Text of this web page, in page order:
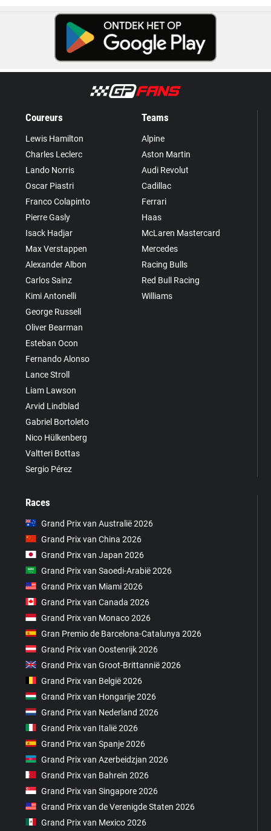
Coureurs
Lewis Hamilton
Charles Leclerc
Lando Norris
Oscar Piastri
Franco Colapinto
Pierre Gasly
Isack Hadjar
Max Verstappen
Alexander Albon
Carlos Sainz
Kimi Antonelli
George Russell
Oliver Bearman
Esteban Ocon
Fernando Alonso
Lance Stroll
Liam Lawson
Arvid Lindblad
Gabriel Bortoleto
Nico Hülkenberg
Valtteri Bottas
Sergio Pérez
Teams
Alpine
Aston Martin
Audi Revolut
Cadillac
Ferrari
Haas
McLaren Mastercard
Mercedes
Racing Bulls
Red Bull Racing
Williams
Races
Grand Prix van Australië 2026
Grand Prix van China 2026
Grand Prix van Japan 2026
Grand Prix van Saoedi-Arabië 2026
Grand Prix van Miami 2026
Grand Prix van Canada 2026
Grand Prix van Monaco 2026
Gran Premio de Barcelona-Catalunya 2026
Grand Prix van Oostenrijk 2026
Grand Prix van Groot-Brittannië 2026
Grand Prix van België 2026
Grand Prix van Hongarije 2026
Grand Prix van Nederland 2026
Grand Prix van Italië 2026
Grand Prix van Spanje 2026
Grand Prix van Azerbeidzjan 2026
Grand Prix van Bahrein 2026
Grand Prix van Singapore 2026
Grand Prix van de Verenigde Staten 2026
Grand Prix van Mexico 2026